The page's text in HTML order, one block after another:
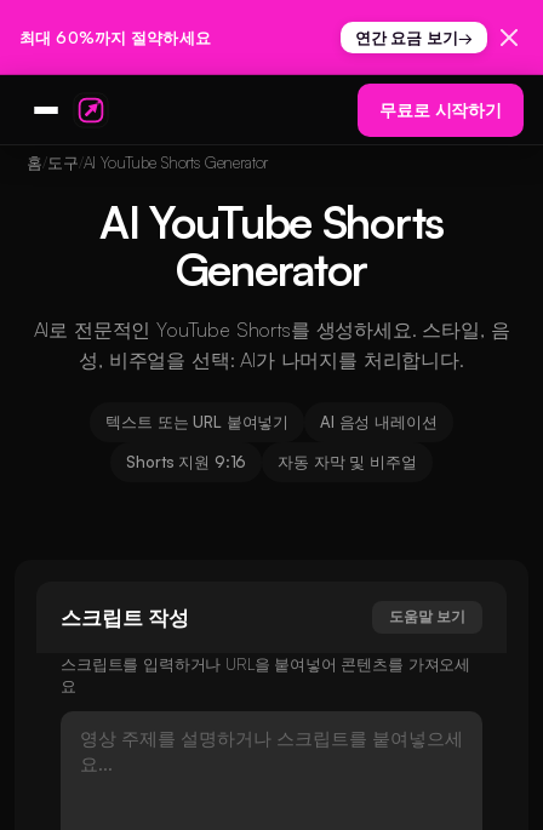
최대 60%까지 절약하세요 연간 요금 보기→
무료로 시작하기
홈 도구 AI YouTube Shorts Generator
AI YouTube Shorts
Generator
AI로 전문적인 YouTube Shorts를 생성하세요. 스타일, 음
성, 비주얼을 선택: AI가 나머지를 처리합니다.
텍스트 또는 URL 붙여넣기 AI 음성 내레이션
Shorts 지원 9:16 자동 자막 및 비주얼
스크립트 작성 도움말 보기
스크립트를 입력하거나 URL을 붙여넣어 콘텐츠를 가져오세
요